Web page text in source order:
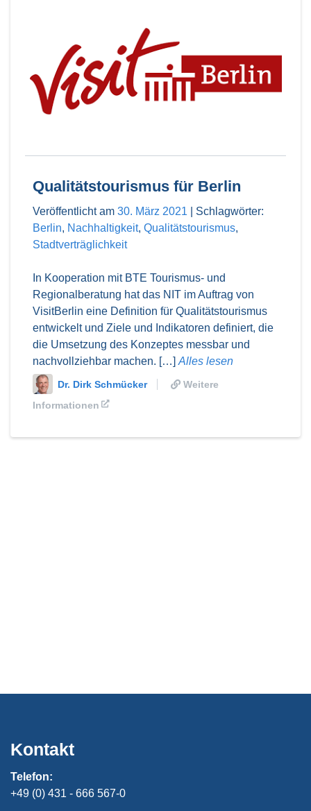
Qualitätstourismus für Berlin
Veröffentlicht am 30. März 2021
Schlagwörter:
Berlin, Nachhaltigkeit, Qualitätstourismus,
Stadtverträglichkeit
In Kooperation mit BTE Tourismus- und
Regionalberatung hat das NIT im Auftrag von
VisitBerlin eine Definition für Qualitätstourismus
entwickelt und Ziele und Indikatoren definiert, die
die Umsetzung des Konzeptes messbar und
nachvollziehbar machen. […] Alles lesen
Dr. Dirk Schmücker
Weitere
Informationen
Kontakt
Telefon:
+49 (0) 431 - 666 567-0